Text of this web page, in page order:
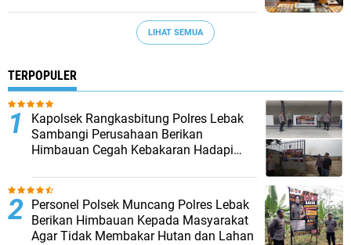
LIHAT SEMUA
TERPOPULER
Kapolsek Rangkasbitung Polres Lebak
Sambangi Perusahaan Berikan
Himbauan Cegah Kebakaran Hadapi
Personel Polsek Muncang Polres Lebak
Berikan Himbauan Kepada Masyarakat
Agar Tidak Membakar Hutan dan Lahan